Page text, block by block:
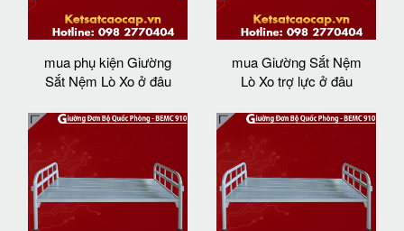
mua phụ kiện Giường
Sắt Nệm Lò Xo ở đâu
mua Giường Sắt Nệm
Lò Xo trợ lực ở đâu